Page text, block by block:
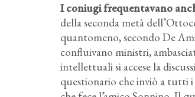
I coniugi frequentavano
della seconda metà
quantomeno, secondo De
confluivano ministri,
intellettuali si accese la
questionario che inviò a tutti